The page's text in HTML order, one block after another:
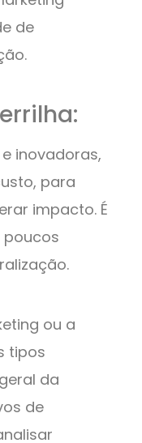
de
inovadoras,
para
impacto. É
ou a
tipos
da
de